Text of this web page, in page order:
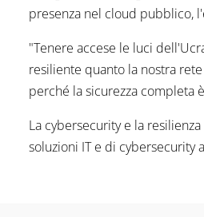
presenza nel cloud pubblico,
"Tenere accese le luci
resiliente quanto la nostra
perché la sicurezza completa
La cybersecurity e la
soluzioni IT e di cybersecurity